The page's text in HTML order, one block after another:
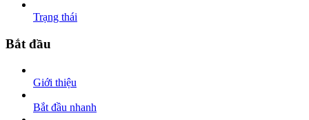
Trạng thái
Bắt đầu
Giới thiệu
Bắt đầu nhanh